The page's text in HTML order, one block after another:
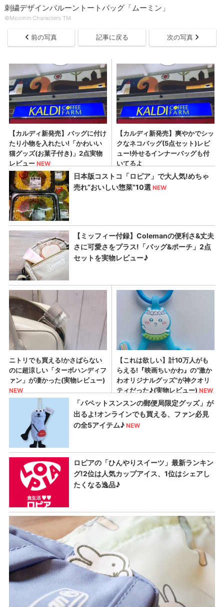
刺繍デザインバルーントートバッグ「ムーミン」
©Moomin Characters TM
前の写真 記事に戻る 次の写真